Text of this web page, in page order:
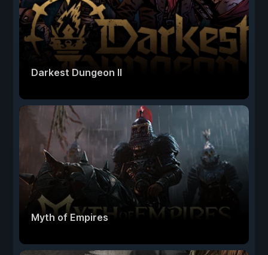
Darkest Dungeon II
Myth of Empires